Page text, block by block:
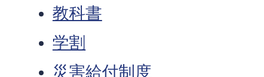
教科書
学割
災害給付制度